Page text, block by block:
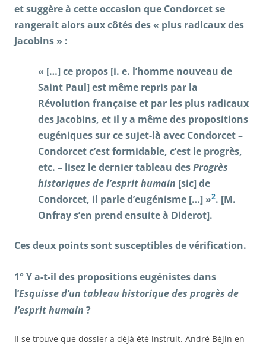
et suggère à cette occasion que Condorcet se
rangerait alors aux côtés des « plus radicaux des
Jacobins » :
« […] ce propos [i. e. l’homme nouveau de
Saint Paul] est même repris par la
Révolution française et par les plus radicaux
des Jacobins, et il y a même des propositions
eugéniques sur ce sujet-là avec Condorcet –
Condorcet c’est formidable, c’est le progrès,
etc. – lisez le dernier tableau desProgrès
historiques de l’esprit humain [sic] de
Condorcet, il parle d’eugénisme […] »2. [M.
Onfray s’en prend ensuite à Diderot].
Ces deux points sont susceptibles de vérification.
1° Y a-t-il des propositions eugénistes dans
l’Esquisse d’un tableau historique des progrès de
l’esprit humain ?
Il se trouve que dossier a déjà été instruit. André Béjin en